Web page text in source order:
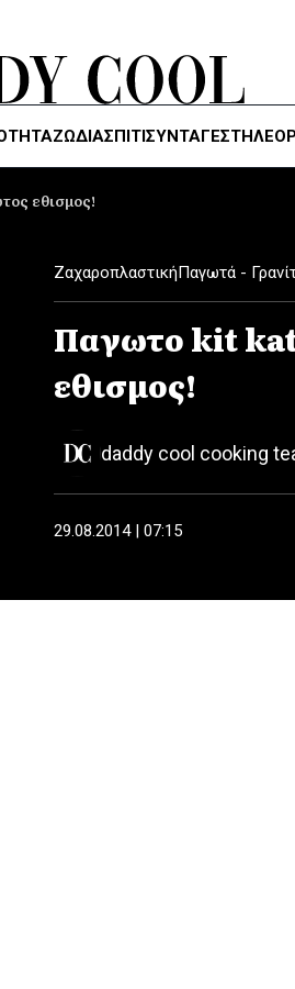
ΖΏΔΙΑΣΠΙΤΙΣΥΝΤΑΓΕΣ
εθισμος!
ΖαχαροπλαστικήΠαγωτά -
Παγωτο kit
εθισμος!
daddy cool cooking
29.08.2014 | 07:15